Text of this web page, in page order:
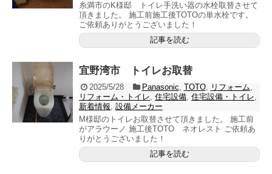
糸満市のK様邸 トイレ手洗い器の水栓取替させて
頂きました。 施工前施工後TOTOの単水栓です。
ご依頼ありがとうございました！
記事を読む
宜野湾市 トイレお取替
2025/5/28 Panasonic, TOTO, リフォーム,
リフォーム・トイレ, 住宅設備, 住宅設備・トイレ,
新着情報, 設備メーカー
M様邸のトイレお取替させて頂きました。 施工前
がアラウーノ 施工後TOTO ネオレスト ご依頼あ
りがとうございました！
記事を読む